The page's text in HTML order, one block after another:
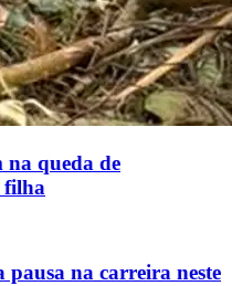
na queda de
filha
na carreira neste